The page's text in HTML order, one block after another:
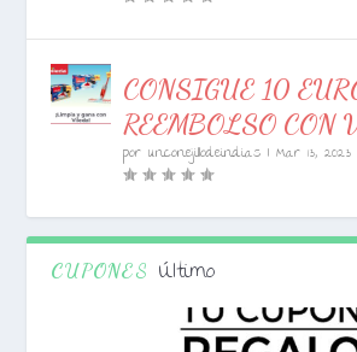
CONSIGUE 10
REEMBOLSO CON
porunconejillodeindias |Mar 13, 2023
CUPONES Último